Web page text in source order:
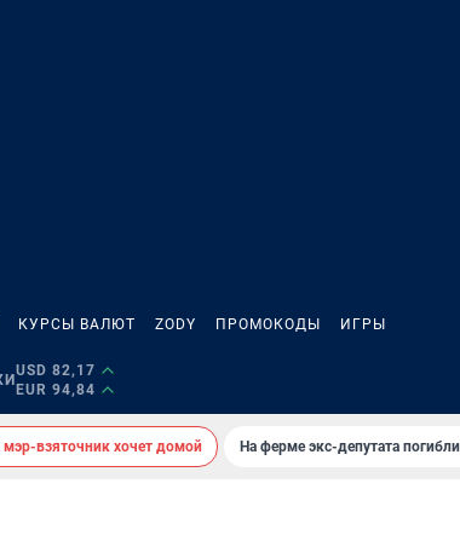
КУРСЫ ВАЛЮТ ZODY ПРОМОКОДЫ ИГРЫ
USD 82,17
EUR 94,84
мэр-взяточник хочет домой На ферме экс-депутата